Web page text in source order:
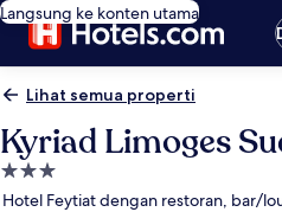
Langsung ke konten utama
Lihat semua properti
Kyriad Limoges
Properti
bintang
Hotel Feytiat dengan restoran, bar/